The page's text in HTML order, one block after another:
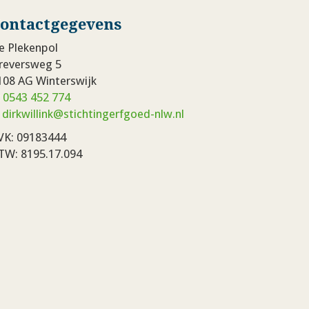
Plekenpol
5
AG Winterswijk
0543 452 774
dirkwillink@stichtingerfgoed-nlw.nl
09183444
8195.17.094